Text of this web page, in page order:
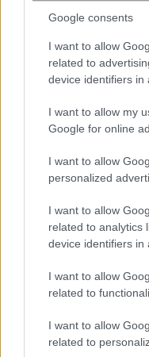
Google consents
I want to allow
related to
device identifiers in
I want to allow my
Google for online
I want to allow
personalized
I want to allow
related to analytics
device identifiers in
I want to allow
related to
I want to allow
related to
Δείτε όλες τις
Ροή Οικονομία
3 ώρες πριν
ΔΥΠΑ για
1000 ευρώ:
4 ώρες πριν